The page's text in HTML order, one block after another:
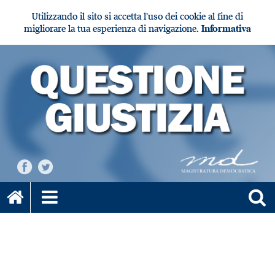
Utilizzando il sito si accetta l'uso dei cookie al fine di
migliorare la tua esperienza di navigazione. Informativa